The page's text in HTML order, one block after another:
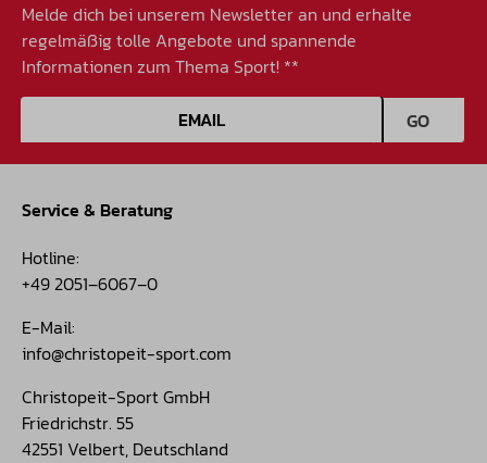
Melde dich bei unserem Newsletter an und erhalte
regelmäßig tolle Angebote und spannende
Informationen zum Thema Sport! **
E-Mail-Adresse
GO
Service & Beratung
Hotline:
+49 2051–6067–0
E-Mail:
info@christopeit-sport.com
Christopeit-Sport GmbH
Friedrichstr. 55
42551 Velbert, Deutschland